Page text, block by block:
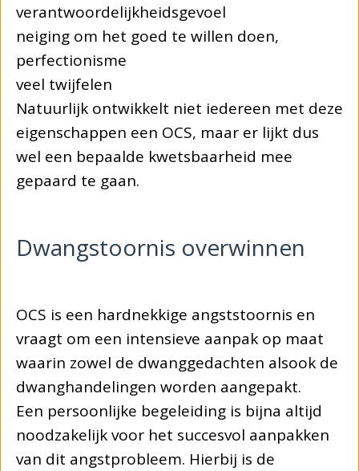
verantwoordelijkheidsgevoel
neiging om het goed te willen doen,
perfectionisme
veel twijfelen
Natuurlijk ontwikkelt niet iedereen met deze
eigenschappen een OCS, maar er lijkt dus
wel een bepaalde kwetsbaarheid mee
gepaard te gaan.
Dwangstoornis overwinnen
OCS is een hardnekkige angststoornis en
vraagt om een intensieve aanpak op maat
waarin zowel de dwanggedachten alsook de
dwanghandelingen worden aangepakt.
Een persoonlijke begeleiding is bijna altijd
noodzakelijk voor het succesvol aanpakken
van dit angstprobleem. Hierbij is de